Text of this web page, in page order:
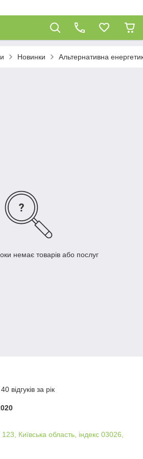
Новинки Альтернативна
немає товарів або послуг
відгуків за рік
123, Київська область, індекс 03026,